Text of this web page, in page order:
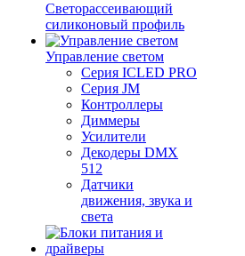
Светорассеивающий
силиконовый профиль
Управление светом
Серия ICLED PRO
Серия JM
Контроллеры
Диммеры
Усилители
Декодеры DMX
512
Датчики
движения, звука и
света